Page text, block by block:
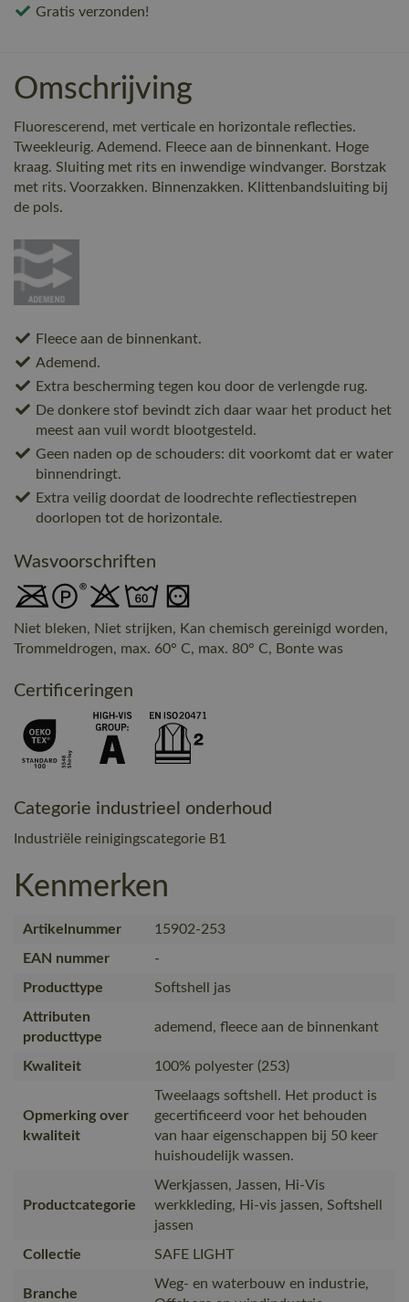
Gratis verzonden!
Omschrijving
Fluorescerend, met verticale en horizontale reflecties.
Tweekleurig. Ademend. Fleece aan de binnenkant. Hoge
kraag. Sluiting met rits en inwendige windvanger. Borstzak
met rits. Voorzakken. Binnenzakken. Klittenbandsluiting bij
de pols.
Fleece aan de binnenkant.
Ademend.
Extra bescherming tegen kou door de verlengde rug.
De donkere stof bevindt zich daar waar het product het
meest aan vuil wordt blootgesteld.
Geen naden op de schouders: dit voorkomt dat er water
binnendringt.
Extra veilig doordat de loodrechte reflectiestrepen
doorlopen tot de horizontale.
Wasvoorschriften
Niet bleken, Niet strijken, Kan chemisch gereinigd worden,
Trommeldrogen, max. 60° C, max. 80° C, Bonte was
Certificeringen
Categorie industrieel onderhoud
Industriële reinigingscategorie B1
Kenmerken
Artikelnummer
15902-253
EAN nummer
-
Producttype
Softshell jas
Attributen
producttype
ademend, fleece aan de binnenkant
Kwaliteit 100% polyester (253)
Opmerking over
kwaliteit
Tweelaags softshell. Het product is
gecertificeerd voor het behouden
van haar eigenschappen bij 50 keer
huishoudelijk wassen.
Productcategorie
Werkjassen, Jassen, Hi-Vis
werkkleding, Hi-vis jassen, Softshell
jassen
Collectie
SAFE LIGHT
Branche
Weg- en waterbouw en industrie,